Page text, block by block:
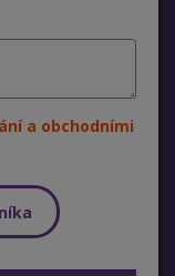
a obchodními